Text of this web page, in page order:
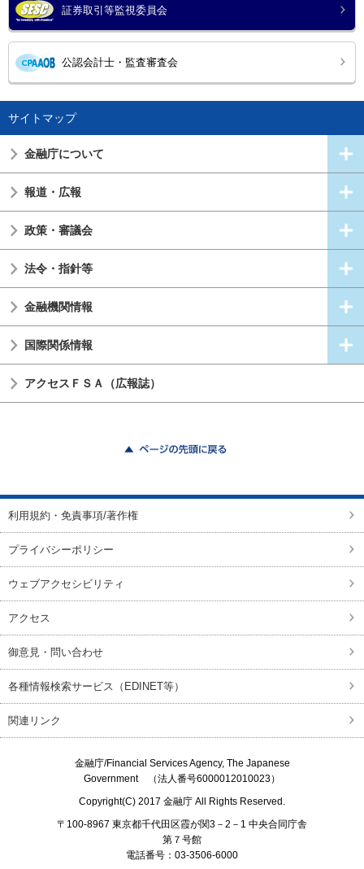
証券取引等監視委員会
公認会計士・監査審査会
サイトマップ
金融庁について
報道・広報
政策・審議会
法令・指針等
金融機関情報
国際関係情報
アクセスＦＳＡ（広報誌）
利用規約・免責事項/著作権
プライバシーポリシー
ウェブアクセシビリティ
アクセス
御意見・問い合わせ
各種情報検索サービス（EDINET等）
関連リンク
金融庁/Financial Services Agency, The Japanese
Government（法人番号6000012010023）
Copyright(C) 2017 金融庁 All Rights Reserved.
〒100-8967 東京都千代田区霞が関3－2－1 中央合同庁舎
第７号館
電話番号：03-3506-6000